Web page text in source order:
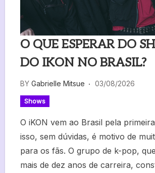
O QUE ESPERAR DO
DO IKON NO BRASIL?
BY Gabrielle Mitsue 03/08/2026
Shows
O iKON vem ao Brasil pela
isso, sem dúvidas, é motivo de
para os fãs. O grupo de k-pop,
mais de dez anos de carreira,